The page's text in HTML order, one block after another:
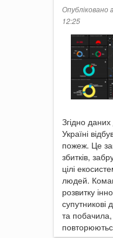
Опубліковано
12:25
Згідно
Україні
пожеж. Це
збитків,
цілі
людей.
розвитку
супутникові
та